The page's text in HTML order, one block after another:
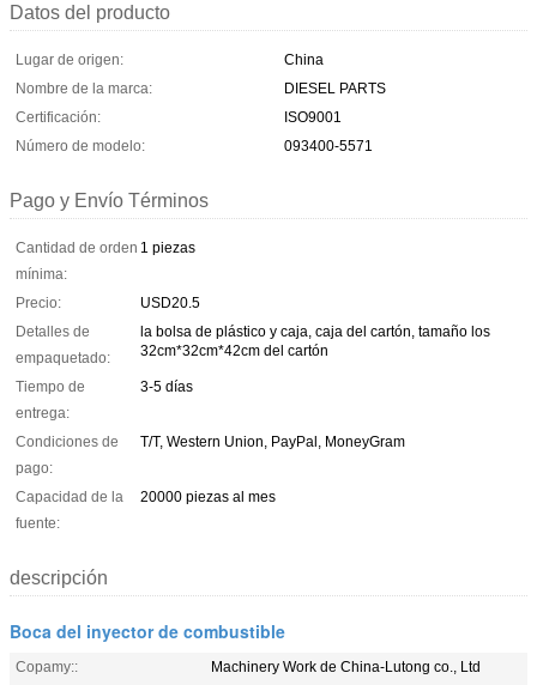
Datos del producto
Lugar de origen:
China
Nombre de la marca:
DIESEL PARTS
Certificación:
ISO9001
Número de modelo:
093400-5571
Pago y Envío Términos
Cantidad de orden
mínima:
1 piezas
Precio:
USD20.5
Detalles de
empaquetado:
la bolsa de plástico y caja, caja del cartón, tamaño los
32cm*32cm*42cm del cartón
Tiempo de
entrega:
3-5 días
Condiciones de
pago:
T/T, Western Union, PayPal, MoneyGram
Capacidad de la
fuente:
20000 piezas al mes
descripción
Boca del inyector de combustible
Copamy::
Machinery Work de China-Lutong co., Ltd